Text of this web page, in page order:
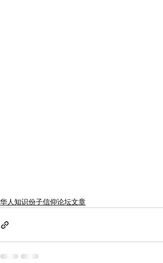
华人知识份子信仰论坛文章